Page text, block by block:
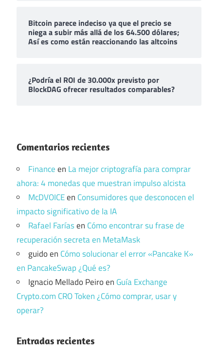
Bitcoin parece indeciso ya que el precio se
niega a subir más allá de los 64.500 dólares;
Así es como están reaccionando las altcoins
¿Podría el ROI de 30.000x previsto por
BlockDAG ofrecer resultados comparables?
Comentarios recientes
Financeen La mejor criptografía para comprar
ahora: 4 monedas que muestran impulso alcista
McDVOICEen Consumidores que desconocen el
impacto significativo de la IA
Rafael Faríasen Cómo encontrar su frase de
recuperación secreta en MetaMask
guidoen Cómo solucionar el error «Pancake K»
en PancakeSwap ¿Qué es?
Ignacio Mellado Peiroen Guía Exchange
Crypto.com CRO Token ¿Cómo comprar, usar y
operar?
Entradas recientes